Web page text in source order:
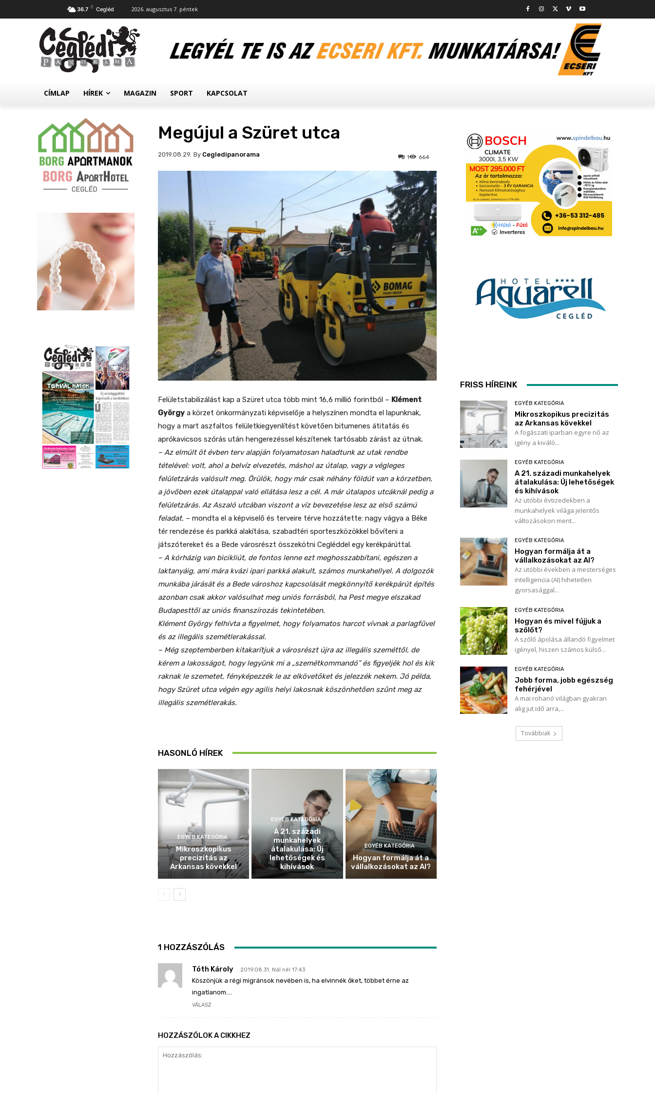
36.7 C Cegléd 2026. augusztus 7. péntek
CÍMLAP HÍREK MAGAZIN SPORT KAPCSOLAT
Megújul a Szüret utca
2019.08.29. 664
1
By Cegledipanorama
Felületstabilizálást kap a Szüret utca több mint 16,6 millió forintból – Klément
György a körzet önkormányzati képviselője a helyszínen mondta el lapunknak,
hogy a mart aszfaltos felületkiegyenlítést követően bitumenes átitatás és
aprókavicsos szórás után hengerezéssel készítenek tartósabb zárást az útnak.
– Az elmúlt öt évben terv alapján folyamatosan haladtunk az utak rendbe
tételével: volt, ahol a belvíz elvezetés, máshol az útalap, vagy a végleges
felületzárás valósult meg. Örülök, hogy már csak néhány földút van a körzetben,
a jövőben ezek útalappal való ellátása lesz a cél. A már útalapos utcáknál pedig a
felületzárás. Az Aszaló utcában viszont a víz bevezetése lesz az első számú
feladat. – mondta el a képviselő és terveire térve hozzátette: nagy vágya a Béke
tér rendezése és parkká alakítása, szabadtéri sporteszközökkel bővíteni a
játszótereket és a Bede városrészt összekötni Cegléddel egy kerékpárúttal.
– A kórházig van bicikliút, de fontos lenne ezt meghosszabbítani, egészen a
laktanyáig, ami mára kvázi ipari parkká alakult, számos munkahellyel. A dolgozók
munkába járását és a Bede városhoz kapcsolását megkönnyítő kerékpárút építés
azonban csak akkor valósulhat meg uniós forrásból, ha Pest megye elszakad
Budapesttől az uniós finanszírozás tekintetében.
Klément György felhívta a figyelmet, hogy folyamatos harcot vívnak a parlagfűvel
és az illegális szemétlerakással.
– Még szeptemberben kitakarítjuk a városrészt újra az illegális szeméttől, de
kérem a lakosságot, hogy legyünk mi a „szemétkommandó” és figyeljék hol és kik
raknak le szemetet, fényképezzék le az elkövetőket és jelezzék nekem. Jó példa,
hogy Szüret utca végén egy agilis helyi lakosnak köszönhetően szűnt meg az
illegális szemétlerakás.
HASONLÓ HÍREK
EGYÉB KATEGÓRIA
Mikroszkopikus
precizitás az
Arkansas kövekkel
EGYÉB KATEGÓRIA
A 21. századi
munkahelyek
átalakulása: Új
lehetőségek és
kihívások
EGYÉB KATEGÓRIA
Hogyan formálja át a
vállalkozásokat az AI?
1 HOZZÁSZÓLÁS
Tóth Károly 2019.08.31. Nál nél 17:43
Köszönjük a régi migránsok nevében is, ha elvinnék őket, többet érne az
ingatlanom….
VÁLASZ
HOZZÁSZÓLOK A CIKKHEZ
FRISS HÍREINK
EGYÉB KATEGÓRIA
Mikroszkopikus precizitás
az Arkansas kövekkel
A fogászati iparban egyre nő az
igény a kiváló...
EGYÉB KATEGÓRIA
A 21. századi munkahelyek
átalakulása: Új lehetőségek
és kihívások
Az utóbbi évtizedekben a
munkahelyek világa jelentős
változásokon ment...
EGYÉB KATEGÓRIA
Hogyan formálja át a
vállalkozásokat az AI?
Az utóbbi években a mesterséges
intelligencia (AI) hihetetlen
gyorsasággal...
EGYÉB KATEGÓRIA
Hogyan és mivel fújjuk a
szőlőt?
A szőlő ápolása állandó figyelmet
igényel, hiszen számos külső...
EGYÉB KATEGÓRIA
Jobb forma, jobb egészség
fehérjével
A mai rohanó világban gyakran
alig jut idő arra,...
Továbbiak